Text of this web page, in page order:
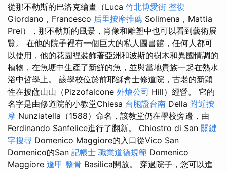
從那不勒斯的巴洛克繪畫（Luca 竹北博愛街 整復
Giordano，Francesco 后里按摩推薦 Solimena，Mattia
Prei），那不勒斯的風景，肖像和雕塑中也可以看到藝術展
覽。 在他的院子裡有一個巨大的私人圖書館，任何人都可
以使用，他的花園裡裝飾著亞洲和波斯的樹木和異國情調的
植物，在魚塘中生產了新鮮的魚，並與當地貴族一起在熱水
浴中哲學上。 該學校位於前耶穌會士修道院，古老的新穎
性在披薩山山（Pizzofalcone 外燴公司 Hill）經營。 它的
名字是由修道院的小教堂Chiesa 台胞證台南 Della 附近按
摩 Nunziatella（1588）命名，該教堂仍在學校旁邊，由
Ferdinando Sanfelice進行了翻新。 Chiostro di San 關鍵
字搜尋 Domenico Maggiore的入口從Vico San
Domenico的San 記帳士 職業道德規範 Domenico
Maggiore 逢甲 整骨 Basilica開放。 穿過院子，您可以進